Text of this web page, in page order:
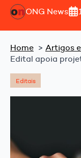
ONG News
Home Artigos
Edital apoia
Editais